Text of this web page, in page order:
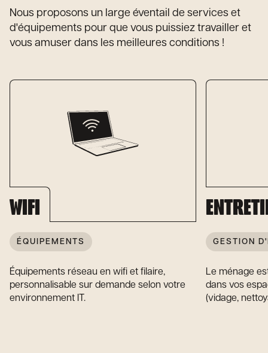
Nous proposons un large éventail de services et
d'équipements pour que vous puissiez travailler et
vous amuser dans les meilleures conditions !
WIFI
ÉQUIPEMENTS
Équipements réseau en wifi et filaire,
personnalisable sur demande selon votre
environnement IT.
GESTION
Le ménage
dans vos
(vidage,